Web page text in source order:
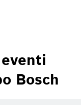
Bosch